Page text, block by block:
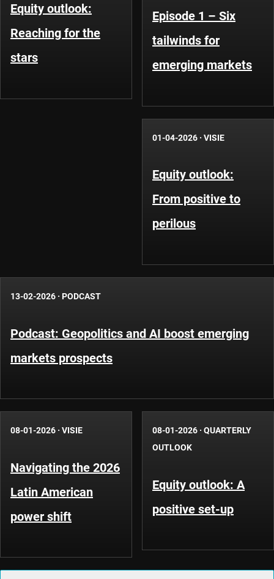
Equity outlook:
Reaching for the
stars
Episode 1 – Six
tailwinds for
emerging markets
01-04-2026 · VISIE
Equity outlook:
From positive to
perilous
13-02-2026 · PODCAST
Podcast: Geopolitics and AI boost emerging
markets prospects
08-01-2026 · VISIE
Navigating the 2026
Latin American
power shift
08-01-2026 · QUARTERLY
OUTLOOK
Equity outlook: A
positive set-up